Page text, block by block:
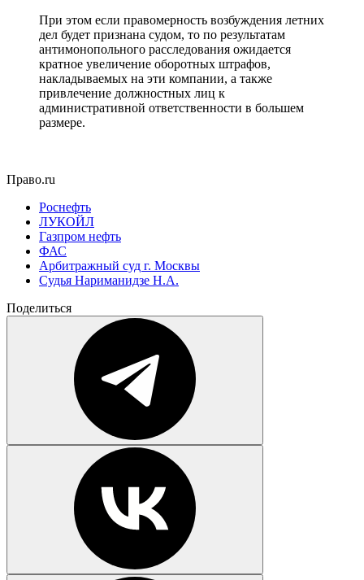
При этом если правомерность возбуждения летних
дел будет признана судом, то по результатам
антимонопольного расследования ожидается
кратное увеличение оборотных штрафов,
накладываемых на эти компании, а также
привлечение должностных лиц к
административной ответственности в большем
размере.
Право.ru
Роснефть
ЛУКОЙЛ
Газпром нефть
ФАС
Арбитражный суд г. Москвы
Судья Нариманидзе Н.А.
Поделиться